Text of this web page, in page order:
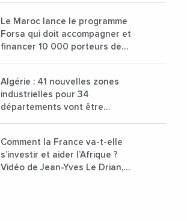
Le Maroc lance le programme
Forsa qui doit accompagner et
financer 10 000 porteurs de
Algérie : 41 nouvelles zones
industrielles pour 34
départements vont être
Comment la France va-t-elle
s’investir et aider l’Afrique ?
Vidéo de Jean-Yves Le Drian,